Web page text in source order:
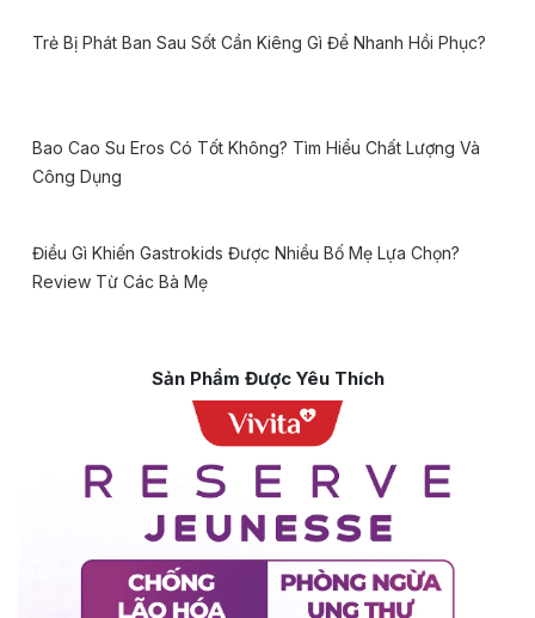
Trẻ Bị Phát Ban Sau Sốt Cần Kiêng Gì Để Nhanh Hồi Phục?
Bao Cao Su Eros Có Tốt Không? Tìm Hiểu Chất Lượng Và
Công Dụng
Điều Gì Khiến Gastrokids Được Nhiều Bố Mẹ Lựa Chọn?
Review Từ Các Bà Mẹ
Sản Phẩm Được Yêu Thích